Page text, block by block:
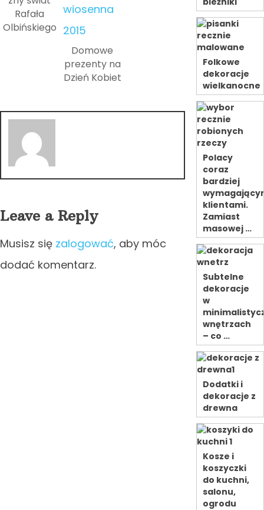
Rafała
Olbińskiego
Domowe
prezenty na
Dzień Kobiet
Leave a Reply
Musisz się zalogować, aby móc
dodać komentarz.
Folkowe
dekoracje
wielkanocne
Polacy
coraz
bardziej
klientami.
Zamiast
masowej …
Subtelne
dekoracje
w
wnętrzach
– co …
Dodatki i
dekoracje z
drewna
Kosze i
koszyczki
do kuchni,
salonu,
ogrodu